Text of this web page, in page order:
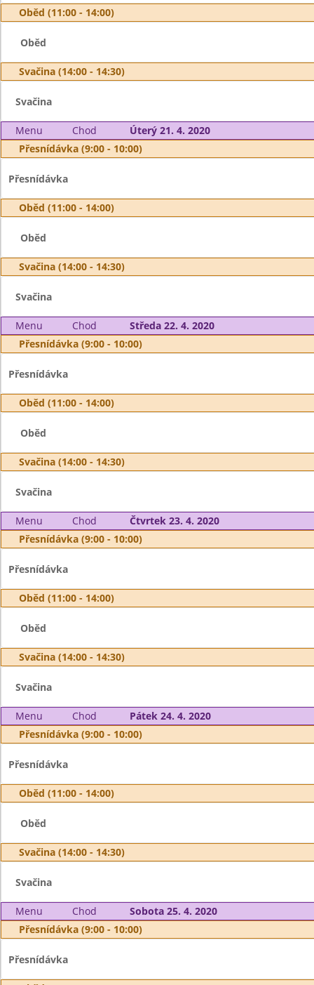
Oběd (11:00 - 14:00)
Oběd
Svačina (14:00 - 14:30)
Svačina
Menu Chod
Úterý 21. 4. 2020
Přesnídávka (9:00 - 10:00)
Přesnídávka
Oběd (11:00 - 14:00)
Oběd
Svačina (14:00 - 14:30)
Svačina
Menu Chod
Středa 22. 4. 2020
Přesnídávka (9:00 - 10:00)
Přesnídávka
Oběd (11:00 - 14:00)
Oběd
Svačina (14:00 - 14:30)
Svačina
Menu Chod
Čtvrtek 23. 4. 2020
Přesnídávka (9:00 - 10:00)
Přesnídávka
Oběd (11:00 - 14:00)
Oběd
Svačina (14:00 - 14:30)
Svačina
Menu Chod
Pátek 24. 4. 2020
Přesnídávka (9:00 - 10:00)
Přesnídávka
Oběd (11:00 - 14:00)
Oběd
Svačina (14:00 - 14:30)
Svačina
Menu Chod
Sobota 25. 4. 2020
Přesnídávka (9:00 - 10:00)
Přesnídávka